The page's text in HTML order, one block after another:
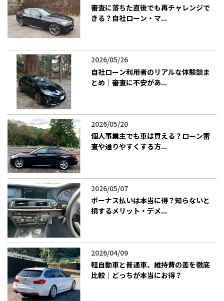
審査に落ちた直後でも再チャレンジで
きる？自社ローン・マ...
2026/05/26
自社ローン利用者のリアルな体験談ま
とめ｜審査に不安があ...
2026/05/20
個人事業主でも車は買える？ローン審
査や通りやすくする方...
2026/05/07
ボーナス払いは本当に得？知らないと
損するメリット・デメ...
2026/04/09
軽自動車と普通車、維持費の差を徹底
比較｜どっちが本当にお得？